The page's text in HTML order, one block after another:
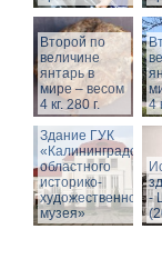
Второй по
величине
янтарь в
мире – весом
4 кг. 280 г.
4
Здание ГУК
«Калининградского
областного
историко-
художественного
музея»
-